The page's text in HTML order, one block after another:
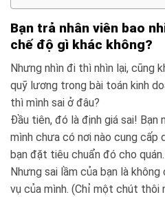
Bạn trả nhân viên bao
chế độ gì khác không?
Nhưng nhìn đi thì nhìn lại, cũng
quỹ lương trong bài toán kinh
thì mình sai ở đâu?
Đầu tiên, đó là định giá sai! Bạn
mình chưa có nơi nào cung cấp
bạn đặt tiêu chuẩn đó cho quán.
Nhưng sai lầm của bạn là
vụ của mình. (Chỉ một chút thôi